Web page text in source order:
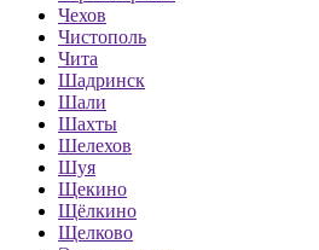
Чехов
Чистополь
Чита
Шадринск
Шали
Шахты
Шелехов
Шуя
Щекино
Щёлкино
Щелково